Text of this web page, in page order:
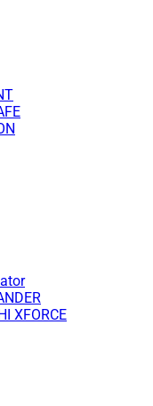
XFORCE